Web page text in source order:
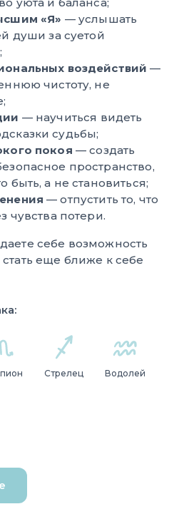
«Я» — услышать
души за суетой
воздействий —
чистоту, не
— научиться видеть
судьбы;
покоя — создать
пространство,
быть, а не становиться;
— отпустить то, что
чувства потери.
себе возможность
еще ближе к себе
Стрелец Водолей